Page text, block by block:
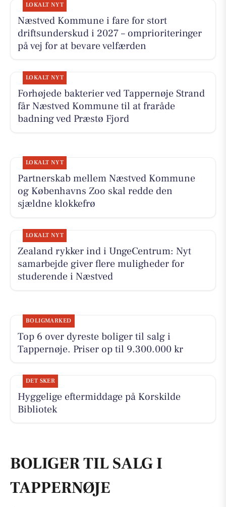
LOKALT NYT
Næstved Kommune i fare for stort
driftsunderskud i 2027 – omprioriteringer
på vej for at bevare velfærden
LOKALT NYT
Forhøjede bakterier ved Tappernøje Strand
får Næstved Kommune til at fraråde
badning ved Præstø Fjord
LOKALT NYT
Partnerskab mellem Næstved Kommune
og Københavns Zoo skal redde den
sjældne klokkefrø
LOKALT NYT
Zealand rykker ind i UngeCentrum: Nyt
samarbejde giver flere muligheder for
studerende i Næstved
BOLIGMARKED
Top 6 over dyreste boliger til salg i
Tappernøje. Priser op til 9.300.000 kr
DET SKER
Hyggelige eftermiddage på Korskilde
Bibliotek
BOLIGER TIL SALG I
TAPPERNØJE